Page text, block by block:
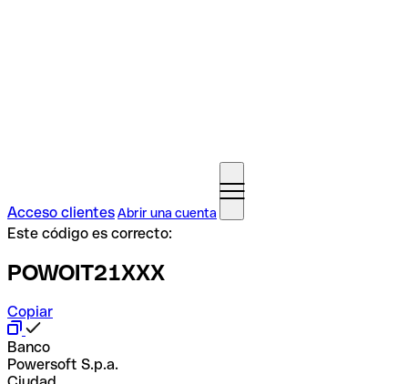
Acceso clientesAbrir una cuenta
Este código es correcto:
POWOIT21XXX
Copiar
Banco
Powersoft S.p.a.